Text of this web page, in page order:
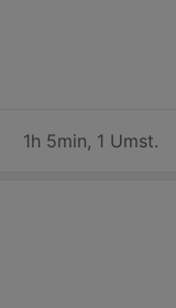
1h 5min, 1 Umst.